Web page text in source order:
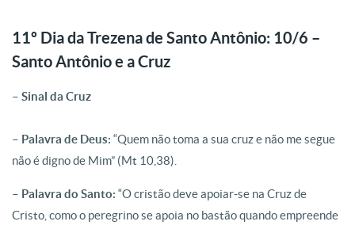
11º Dia da Trezena de Santo Antônio: 10/6 –
Santo Antônio e a Cruz
– Sinal da Cruz
– Palavra de Deus: “Quem não toma a sua cruz e não me segue
não é digno de Mim” (Mt 10,38).
– Palavra do Santo: “O cristão deve apoiar-se na Cruz de
Cristo, como o peregrino se apoia no bastão quando empreende